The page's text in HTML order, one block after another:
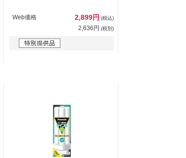
Web価格 2,899円 (税込)
2,636円 (税別)